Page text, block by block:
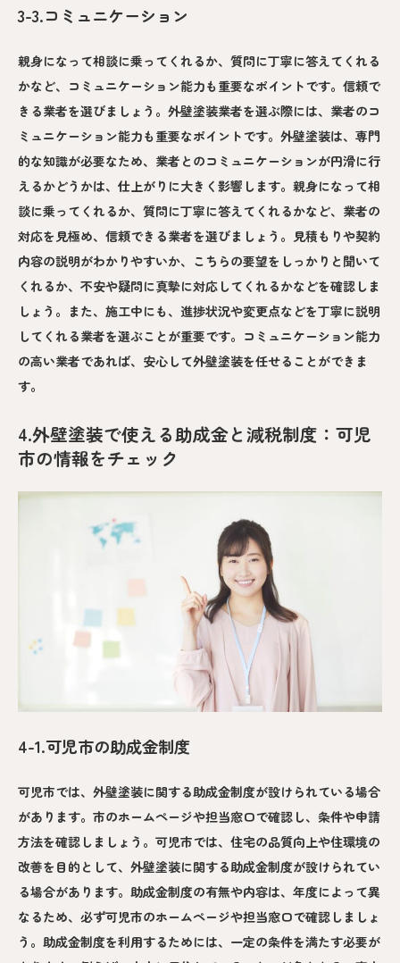
3-3.コミュニケーション
親身になって相談に乗ってくれるか、質問に丁寧に答えてくれる
かなど、コミュニケーション能力も重要なポイントです。信頼で
きる業者を選びましょう。外壁塗装業者を選ぶ際には、業者のコ
ミュニケーション能力も重要なポイントです。外壁塗装は、専門
的な知識が必要なため、業者とのコミュニケーションが円滑に行
えるかどうかは、仕上がりに大きく影響します。親身になって相
談に乗ってくれるか、質問に丁寧に答えてくれるかなど、業者の
対応を見極め、信頼できる業者を選びましょう。見積もりや契約
内容の説明がわかりやすいか、こちらの要望をしっかりと聞いて
くれるか、不安や疑問に真摯に対応してくれるかなどを確認しま
しょう。また、施工中にも、進捗状況や変更点などを丁寧に説明
してくれる業者を選ぶことが重要です。コミュニケーション能力
の高い業者であれば、安心して外壁塗装を任せることができま
す。
4.外壁塗装で使える助成金と減税制度：可児
市の情報をチェック
4-1.可児市の助成金制度
可児市では、外壁塗装に関する助成金制度が設けられている場合
があります。市のホームページや担当窓口で確認し、条件や申請
方法を確認しましょう。可児市では、住宅の品質向上や住環境の
改善を目的として、外壁塗装に関する助成金制度が設けられてい
る場合があります。助成金制度の有無や内容は、年度によって異
なるため、必ず可児市のホームページや担当窓口で確認しましょ
う。助成金制度を利用するためには、一定の条件を満たす必要が